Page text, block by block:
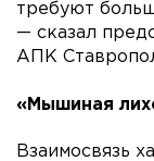
требуют
— сказал
АПК
«Мышиная
Взаимосвязь